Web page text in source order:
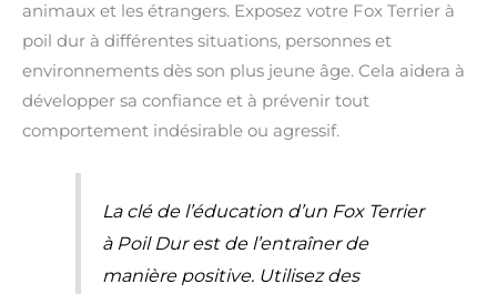
animaux et les étrangers. Exposez votre Fox Terrier à
poil dur à différentes situations, personnes et
environnements dès son plus jeune âge. Cela aidera à
développer sa confiance et à prévenir tout
comportement indésirable ou agressif.
La clé de l’éducation d’un Fox Terrier
à Poil Dur est de l’entraîner de
manière positive. Utilisez des